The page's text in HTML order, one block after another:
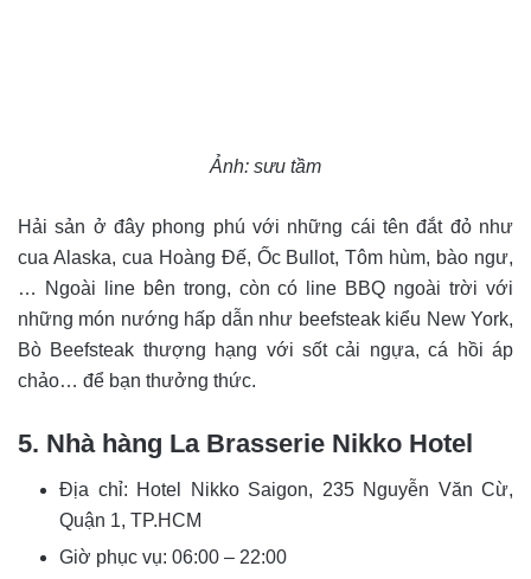
Ảnh: sưu tầm
Hải sản ở đây phong phú với những cái tên đắt đỏ như
cua Alaska, cua Hoàng Đế, Ốc Bullot, Tôm hùm, bào ngư,
… Ngoài line bên trong, còn có line BBQ ngoài trời với
những món nướng hấp dẫn như beefsteak kiểu New York,
Bò Beefsteak thượng hạng với sốt cải ngựa, cá hồi áp
chảo… để bạn thưởng thức.
5. Nhà hàng La Brasserie Nikko Hotel
Địa chỉ: Hotel Nikko Saigon, 235 Nguyễn Văn Cừ,
Quận 1, TP.HCM
Giờ phục vụ: 06:00 – 22:00